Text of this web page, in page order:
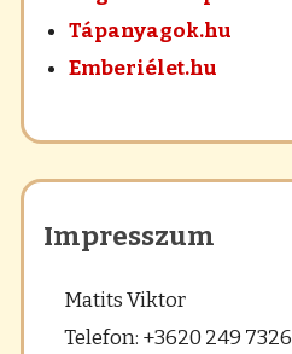
Tápanyagok.hu
Emberiélet.hu
Impresszum
Matits Viktor
Telefon: +3620 249 7326